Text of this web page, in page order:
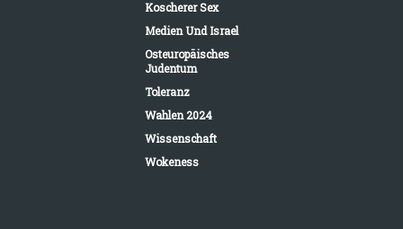
Koscherer Sex
Medien Und Israel
Osteuropäisches
Judentum
Toleranz
Wahlen 2024
Wissenschaft
Wokeness